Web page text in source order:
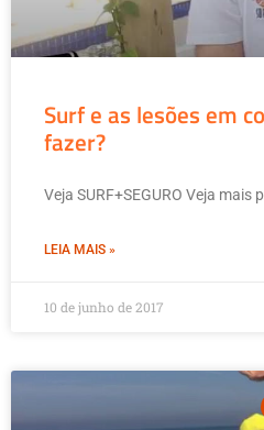
Surf e as lesões em
fazer?
Veja SURF+SEGURO Veja mais
LEIA MAIS »
10 de junho de 2017